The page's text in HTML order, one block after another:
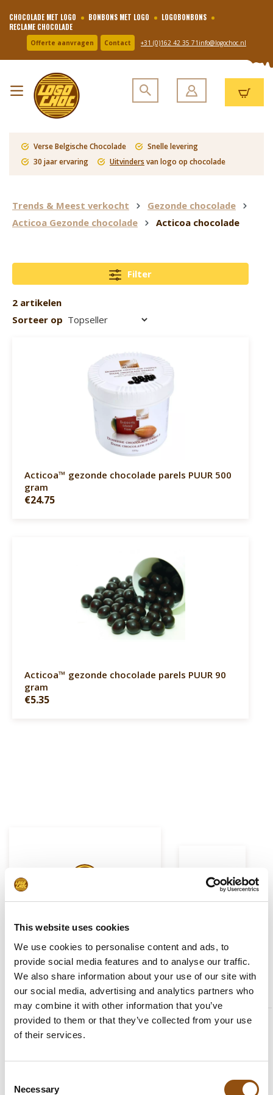
This website uses cookies
We use cookies to personalise content and ads, to
provide social media features and to analyse our traffic.
We also share information about your use of our site with
our social media, advertising and analytics partners who
may combine it with other information that you’ve
provided to them or that they’ve collected from your use
of their services.
Selection
Necessary
CHOCOLADE MET LOGO BONBONS MET LOGO
LOGOBONBONS
RECLAME CHOCOLADE
Offerte aanvragen Contact +31 (0)162 42 35 71 info@logochoc.nl
Verse Belgische Chocolade
Snelle levering
30 jaar ervaring
Uitvinders van logo op chocolade
Trends & Meest verkocht
Gezonde chocolade
Acticoa Gezonde chocolade
Acticoa chocolade
Filter
2 artikelen
Sorteer op
Acticoa™ gezonde chocolade parels PUUR 500
gram
€24.75
Acticoa™ gezonde chocolade parels PUUR 90
gram
€5.35
Logo op chocolade
30 jaar ervaring..
logo's op chocolade
9.4 /
10
869
reviews
10 / 10
Barbara
paaseitjes besteld